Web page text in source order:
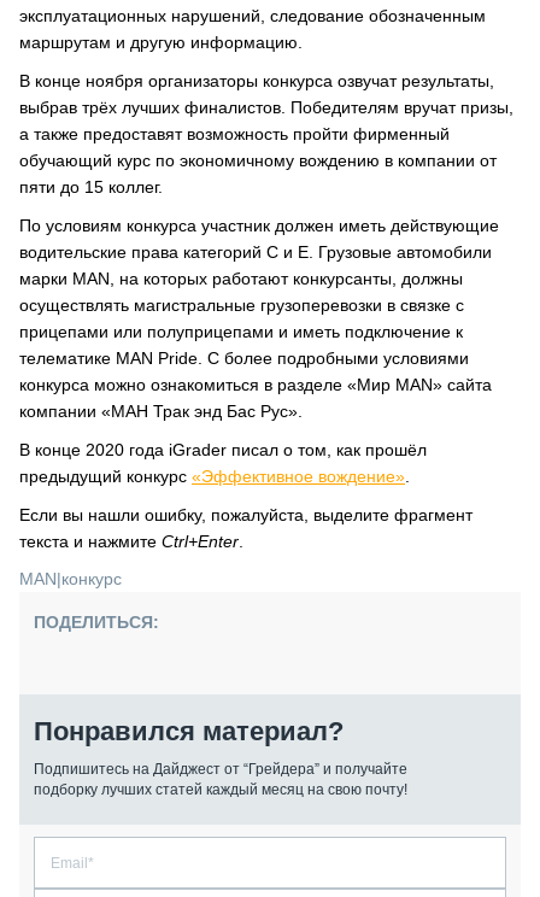
эксплуатационных нарушений, следование обозначенным
маршрутам и другую информацию.
В конце ноября организаторы конкурса озвучат результаты,
выбрав трёх лучших финалистов. Победителям вручат призы,
а также предоставят возможность пройти фирменный
обучающий курс по экономичному вождению в компании от
пяти до 15 коллег.
По условиям конкурса участник должен иметь действующие
водительские права категорий C и E. Грузовые автомобили
марки MAN, на которых работают конкурсанты, должны
осуществлять магистральные грузоперевозки в связке с
прицепами или полуприцепами и иметь подключение к
телематике MAN Pride. С более подробными условиями
конкурса можно ознакомиться в разделе «Мир MAN» сайта
компании «МАН Трак энд Бас Рус».
В конце 2020 года iGrader писал о том, как прошёл
предыдущий конкурс «Эффективное вождение»
Если вы нашли ошибку, пожалуйста, выделите фрагмент
текста и нажмите Ctrl+Enter
MAN|конкурс
ПОДЕЛИТЬСЯ:
Понравился материал?
Подпишитесь на Дайджест от “Грейдера” и получайте
подборку лучших статей каждый месяц на свою почту!